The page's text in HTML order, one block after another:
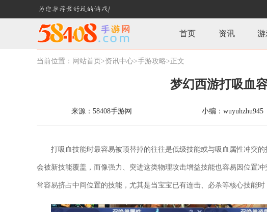
首页 资讯 游
当前位置： 网站首页>资讯中心>手游攻略>正文
梦幻西游打吸血
来源：58408手游网 小编：wuyuhzhu945
打吸血技能时最容易被顶替掉的往往是低级技能或与吸血属性冲突
会被新技能覆盖，而像强力、突进这类物理攻击增益技能也容易因位置
常容易挤占中间位置的技能，尤其是当宝宝已有连击、必杀等核心技能时